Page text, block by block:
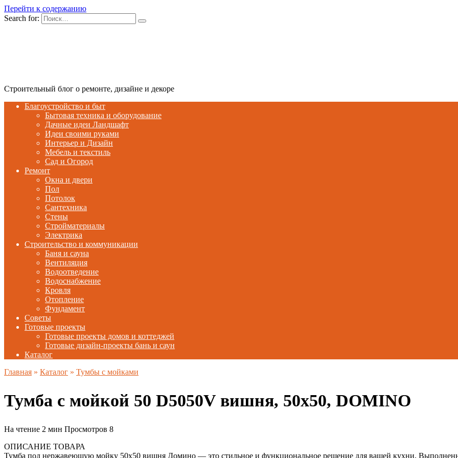
Перейти к содержанию
Search for:
Строительный блог о ремонте, дизайне и декоре
Благоустройство и быт
Бытовая техника и оборудование
Дачные идеи Ландшафт
Идеи своими руками
Интерьер и Дизайн
Мебель и текстиль
Сад и Огород
Ремонт
Окна и двери
Пол
Потолок
Сантехника
Стены
Стройматериалы
Электрика
Строительство и коммуникации
Баня и сауна
Вентиляция
Водоотведение
Водоснабжение
Кровля
Отопление
Фундамент
Советы
Готовые проекты
Готовые проекты домов и коттеджей
Готовые дизайн-проекты бань и саун
Каталог
Главная » Каталог » Тумбы с мойками
Тумба с мойкой 50 D5050V вишня, 50х50, DOMINO
На чтение 2 мин Просмотров 8
ОПИСАНИЕ ТОВАРА
Тумба под нержавеющую мойку 50х50 вишня Домино — это стильное и функциональное решение для вашей кухни.